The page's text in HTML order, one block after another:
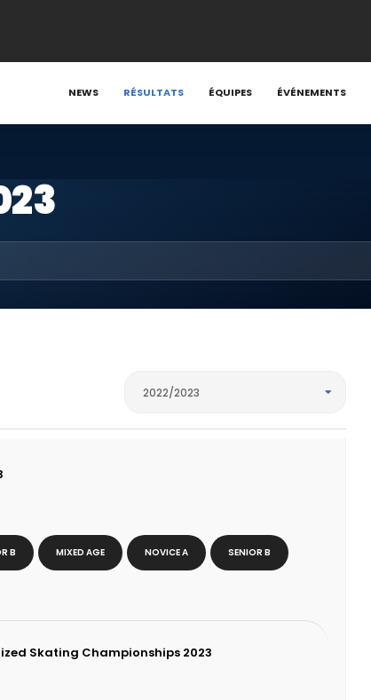
NEWS RÉSULTATS ÉQUIPES ÉVÉNEMENTS
2022/2023
B MIXED AGE NOVICE A SENIOR B
Skating Championships 2023